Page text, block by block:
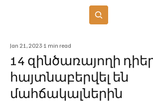
14 զինծառայողի
հայտնաբերվել են
մահճակալներին
Jan 21, 2023 1 min read